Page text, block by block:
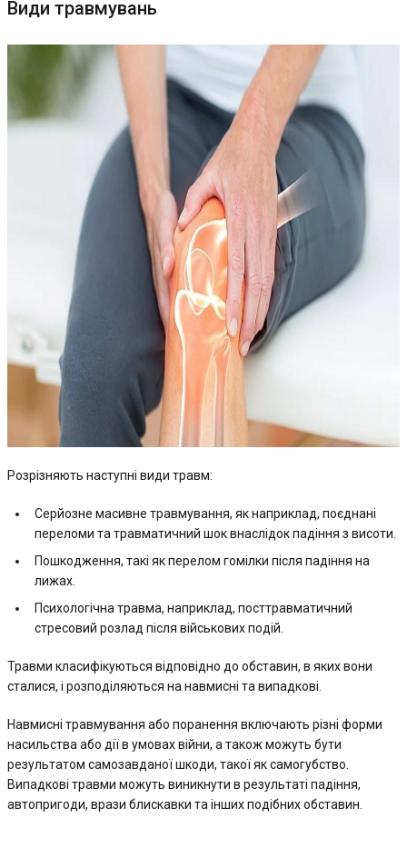
Види травмувань
Розрізняють наступні види травм:
Серйозне масивне травмування, як наприклад, поєднані
переломи та травматичний шок внаслідок падіння з висоти.
Пошкодження, такі як перелом гомілки після падіння на
лижах.
Психологічна травма, наприклад, посттравматичний
стресовий розлад після військових подій.
Травми класифікуються відповідно до обставин, в яких вони
сталися, і розподіляються на навмисні та випадкові.
Навмисні травмування або поранення включають різні форми
насильства або дії в умовах війни, а також можуть бути
результатом самозавданої шкоди, такої як самогубство.
Випадкові травми можуть виникнути в результаті падіння,
автопригоди, врази блискавки та інших подібних обставин.